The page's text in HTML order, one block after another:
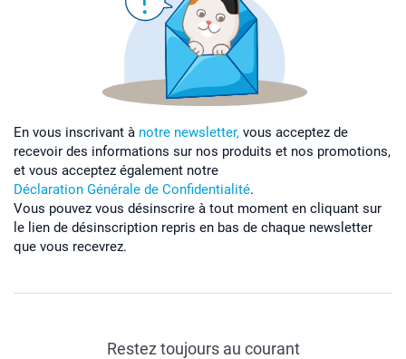
En vous inscrivant à notre newsletter, vous acceptez de
recevoir des informations sur nos produits et nos promotions,
et vous acceptez également notre
Déclaration Générale de Confidentialité.
Vous pouvez vous désinscrire à tout moment en cliquant sur
le lien de désinscription repris en bas de chaque newsletter
que vous recevrez.
Restez toujours au courant